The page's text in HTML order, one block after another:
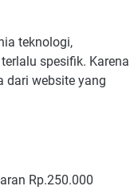
teknologi,
spesifik. Karena
dari website yang
Rp.250.000